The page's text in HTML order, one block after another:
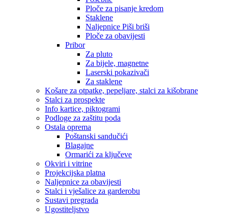
Ploče za pisanje kredom
Staklene
Naljepnice Piši briši
Ploče za obavijesti
Pribor
Za pluto
Za bijele, magnetne
Laserski pokazivači
Za staklene
Košare za otpatke, pepeljare, stalci za kišobrane
Stalci za prospekte
Info kartice, piktogrami
Podloge za zaštitu poda
Ostala oprema
Poštanski sandučići
Blagajne
Ormarići za ključeve
Okviri i vitrine
Projekcijska platna
Naljepnice za obavijesti
Stalci i vješalice za garderobu
Sustavi pregrada
Ugostiteljstvo